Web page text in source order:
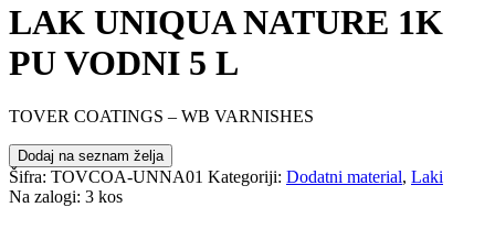
LAK UNIQUA NATURE 1K
PU VODNI 5 L
TOVER COATINGS – WB VARNISHES
Dodaj na seznam želja
Šifra: TOVCOA-UNNA01 Kategoriji: Dodatni material, Laki
Na zalogi: 3 kos